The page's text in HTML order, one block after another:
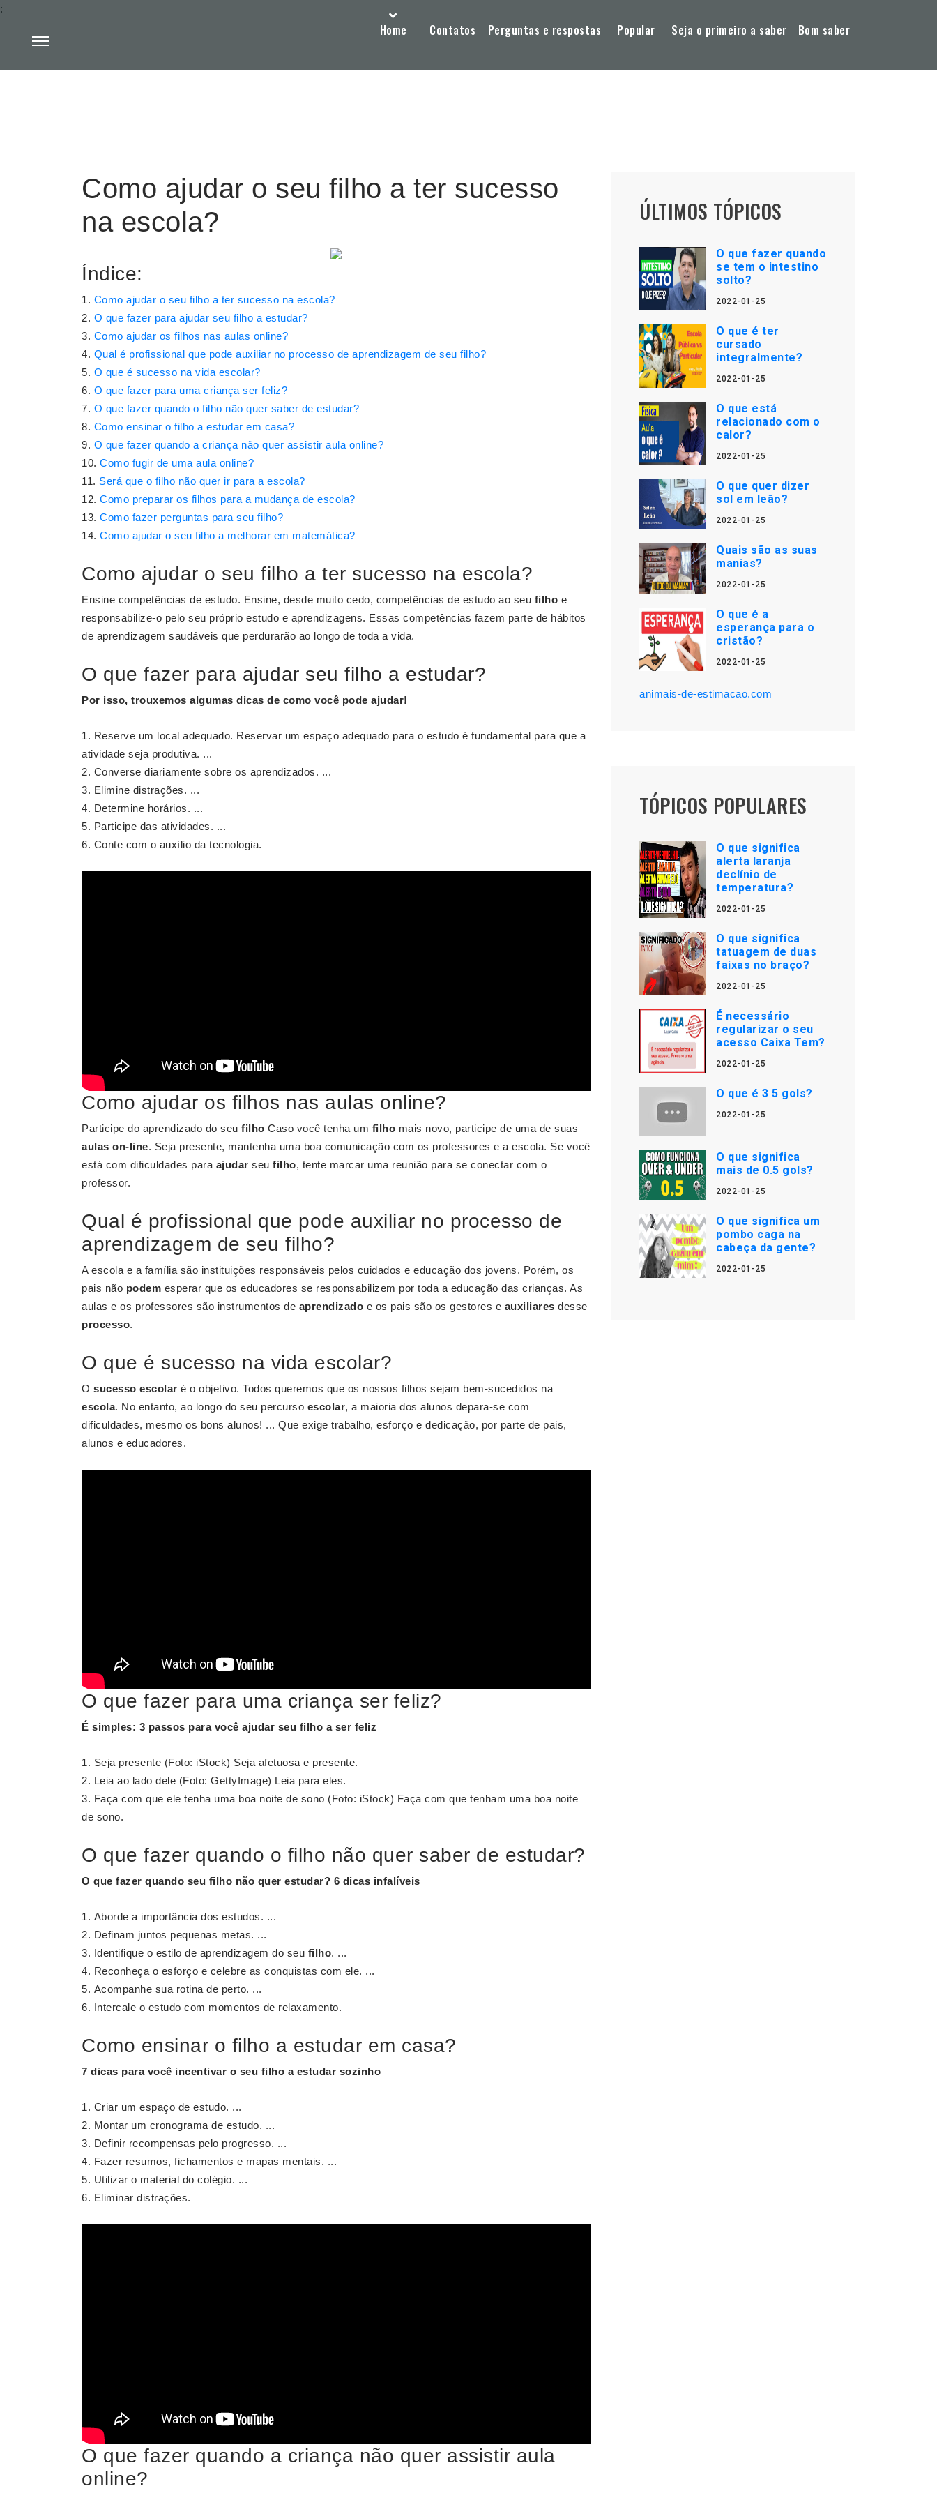
Home Contatos Perguntas e respostas Popular Seja o primeiro a saber Bom saber
:
Como ajudar o seu filho a ter sucesso
na escola?
Índice:
Como ajudar o seu filho a ter sucesso na escola?
O que fazer para ajudar seu filho a estudar?
Como ajudar os filhos nas aulas online?
Qual é profissional que pode auxiliar no processo de aprendizagem de seu filho?
O que é sucesso na vida escolar?
O que fazer para uma criança ser feliz?
O que fazer quando o filho não quer saber de estudar?
Como ensinar o filho a estudar em casa?
O que fazer quando a criança não quer assistir aula online?
Como fugir de uma aula online?
Será que o filho não quer ir para a escola?
Como preparar os filhos para a mudança de escola?
Como fazer perguntas para seu filho?
Como ajudar o seu filho a melhorar em matemática?
Como ajudar o seu filho a ter sucesso na escola?
Ensine competências de estudo. Ensine, desde muito cedo, competências de estudo ao seu filho e
responsabilize-o pelo seu próprio estudo e aprendizagens. Essas competências fazem parte de hábitos
de aprendizagem saudáveis que perdurarão ao longo de toda a vida.
O que fazer para ajudar seu filho a estudar?
Por isso, trouxemos algumas dicas de como você pode ajudar!
Reserve um local adequado. Reservar um espaço adequado para o estudo é fundamental para que a
atividade seja produtiva. ...
Converse diariamente sobre os aprendizados. ...
Elimine distrações. ...
Determine horários. ...
Participe das atividades. ...
Conte com o auxílio da tecnologia.
Como ajudar os filhos nas aulas online?
Participe do aprendizado do seu filho Caso você tenha um filho mais novo, participe de uma de suas
aulas on-line. Seja presente, mantenha uma boa comunicação com os professores e a escola. Se você
está com dificuldades para ajudar seu filho, tente marcar uma reunião para se conectar com o
professor.
Qual é profissional que pode auxiliar no processo de
aprendizagem de seu filho?
A escola e a família são instituições responsáveis pelos cuidados e educação dos jovens. Porém, os
pais não podem esperar que os educadores se responsabilizem por toda a educação das crianças. As
aulas e os professores são instrumentos de aprendizado e os pais são os gestores e auxiliares desse
processo.
O que é sucesso na vida escolar?
O sucesso escolar é o objetivo. Todos queremos que os nossos filhos sejam bem-sucedidos na
escola. No entanto, ao longo do seu percurso escolar, a maioria dos alunos depara-se com
dificuldades, mesmo os bons alunos! ... Que exige trabalho, esforço e dedicação, por parte de pais,
alunos e educadores.
O que fazer para uma criança ser feliz?
É simples: 3 passos para você ajudar seu filho a ser feliz
Seja presente (Foto: iStock) Seja afetuosa e presente.
Leia ao lado dele (Foto: GettyImage) Leia para eles.
Faça com que ele tenha uma boa noite de sono (Foto: iStock) Faça com que tenham uma boa noite
de sono.
O que fazer quando o filho não quer saber de estudar?
O que fazer quando seu filho não quer estudar? 6 dicas infalíveis
Aborde a importância dos estudos. ...
Definam juntos pequenas metas. ...
Identifique o estilo de aprendizagem do seu filho. ...
Reconheça o esforço e celebre as conquistas com ele. ...
Acompanhe sua rotina de perto. ...
Intercale o estudo com momentos de relaxamento.
Como ensinar o filho a estudar em casa?
7 dicas para você incentivar o seu filho a estudar sozinho
Criar um espaço de estudo. ...
Montar um cronograma de estudo. ...
Definir recompensas pelo progresso. ...
Fazer resumos, fichamentos e mapas mentais. ...
Utilizar o material do colégio. ...
Eliminar distrações.
O que fazer quando a criança não quer assistir aula
online?
ÚLTIMOS TÓPICOS
O que fazer quando
se tem o intestino
solto?
2022-01-25
O que é ter
cursado
integralmente?
2022-01-25
O que está
relacionado com o
calor?
2022-01-25
O que quer dizer
sol em leão?
2022-01-25
Quais são as suas
manias?
2022-01-25
O que é a
esperança para o
cristão?
2022-01-25
animais-de-estimacao.com
TÓPICOS POPULARES
O que significa
alerta laranja
declínio de
temperatura?
2022-01-25
O que significa
tatuagem de duas
faixas no braço?
2022-01-25
É necessário
regularizar o seu
acesso Caixa Tem?
2022-01-25
O que é 3 5 gols?
2022-01-25
O que significa
mais de 0.5 gols?
2022-01-25
O que significa um
pombo caga na
cabeça da gente?
2022-01-25